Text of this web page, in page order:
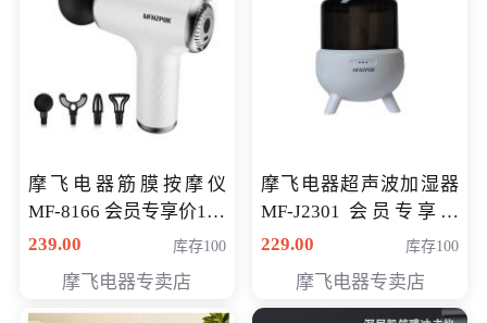
摩飞电器筋膜按摩仪
MF-8166 会员专享价168
元
239.00 库存100
摩飞电器专卖店
摩飞电器超声波加湿器
MF-J2301 会员专享价
168元
229.00 库存100
摩飞电器专卖店